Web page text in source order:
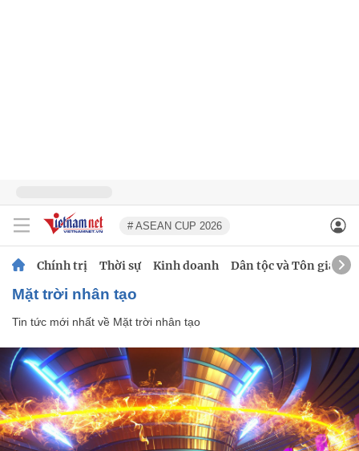
# ASEAN CUP 2026
Chính trị Thời sự Kinh doanh Dân tộc và Tôn giáo
Mặt trời nhân tạo
Tin tức mới nhất về Mặt trời nhân tạo